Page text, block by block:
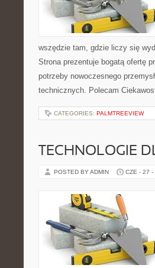
wszędzie tam, gdzie liczy się
Strona prezentuje bogatą ofertę
potrzeby nowoczesnego
technicznych. Polecam
CATEGORIES: PALMTREEVIEW
TECHNOLOGIE
POSTED BY ADMIN CZE - 27 -